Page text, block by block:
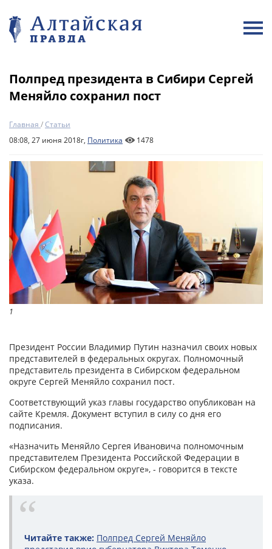
Полпред президента в Сибири Сергей
Меняйло сохранил пост
Главная /Статьи
08:08, 27 июня 2018г, Политика 1478
1
Президент России Владимир Путин назначил своих новых
представителей в федеральных округах. Полномочный
представитель президента в Сибирском федеральном
округе Сергей Меняйло сохранил пост.
Соответствующий указ главы государство опубликован на
сайте Кремля. Документ вступил в силу со дня его
подписания.
«Назначить Меняйло Сергея Ивановича полномочным
представителем Президента Российской Федерации в
Сибирском федеральном округе», - говорится в тексте
указа.
Читайте также: Полпред Сергей Меняйло